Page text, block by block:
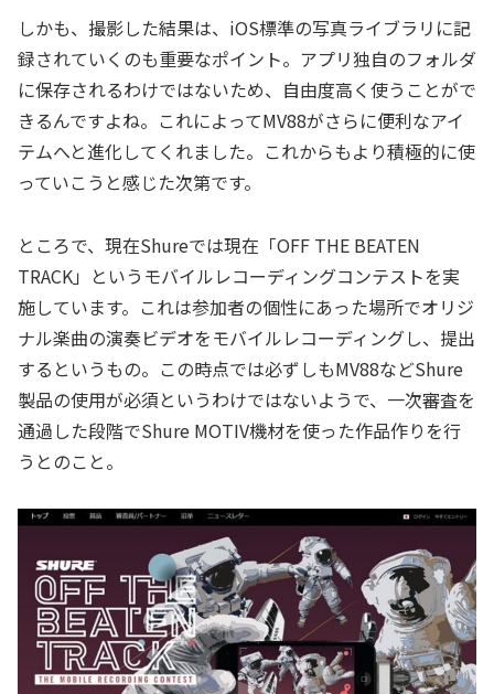
しかも、撮影した結果は、iOS標準の写真ライブラリに記
録されていくのも重要なポイント。アプリ独自のフォルダ
に保存されるわけではないため、自由度高く使うことがで
きるんですよね。これによってMV88がさらに便利なアイ
テムへと進化してくれました。これからもより積極的に使
っていこうと感じた次第です。
ところで、現在Shureでは現在「OFF THE BEATEN
TRACK」というモバイルレコーディングコンテストを実
施しています。これは参加者の個性にあった場所でオリジ
ナル楽曲の演奏ビデオをモバイルレコーディングし、提出
するというもの。この時点では必ずしもMV88などShure
製品の使用が必須というわけではないようで、一次審査を
通過した段階でShure MOTIV機材を使った作品作りを行
うとのこと。